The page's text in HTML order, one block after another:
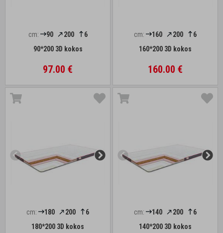
cm: 90 200
6
90*200 3D kokos
97.00 €
cm: 160 200
6
160*200 3D kokos
160.00 €
cm: 180 200
6
180*200 3D kokos
cm: 140 200
6
140*200 3D kokos